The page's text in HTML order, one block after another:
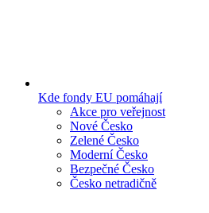
Kde fondy EU pomáhají
Akce pro veřejnost
Nové Česko
Zelené Česko
Moderní Česko
Bezpečné Česko
Česko netradičně